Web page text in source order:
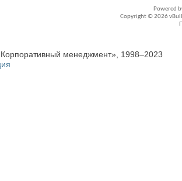
Powered
Copyright © 2026
менеджмент», 1998–2023